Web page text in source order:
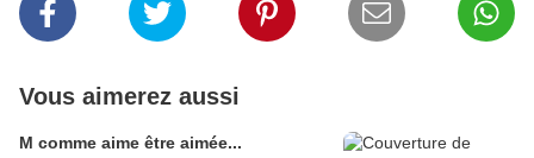
Vous aimerez aussi
M comme aime être aimée...